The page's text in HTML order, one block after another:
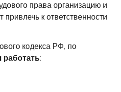
права организацию и
к ответственности
кодекса РФ, по
работать: